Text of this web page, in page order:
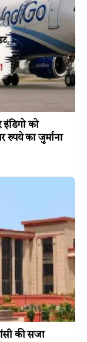
को
का जुर्माना
की सजा